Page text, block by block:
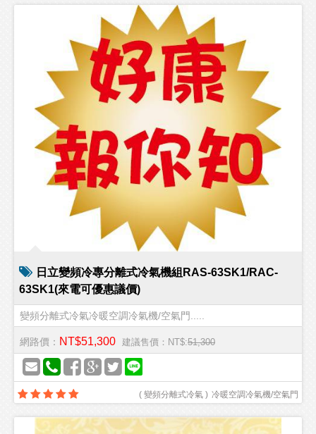
日立變頻冷專分離式冷氣機組RAS-63SK1/RAC-
63SK1(來電可優惠議價)
變頻分離式冷氣冷暖空調冷氣機/空氣門.....
網路價： NT$51,300 建議售價：NT$:51,300
冷暖空調冷氣機/空氣門
( 變頻分離式冷氣 )